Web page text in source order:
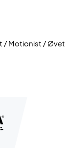
/ Motionist / Øvet